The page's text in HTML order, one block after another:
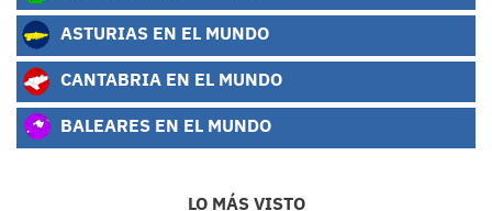
ASTURIAS EN EL MUNDO
CANTABRIA EN EL MUNDO
BALEARES EN EL MUNDO
LO MÁS VISTO